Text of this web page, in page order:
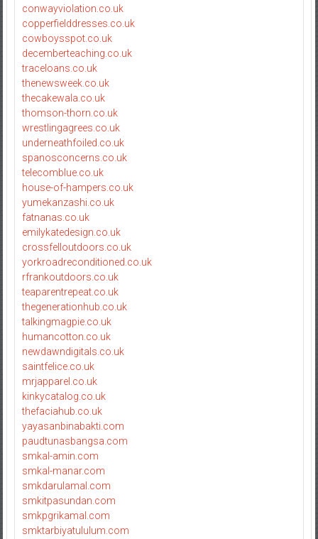
conwayviolation.co.uk
copperfielddresses.co.uk
cowboysspot.co.uk
decemberteaching.co.uk
traceloans.co.uk
thenewsweek.co.uk
thecakewala.co.uk
thomson-thorn.co.uk
wrestlingagrees.co.uk
underneathfoiled.co.uk
spanosconcerns.co.uk
telecomblue.co.uk
house-of-hampers.co.uk
yumekanzashi.co.uk
fatnanas.co.uk
emilykatedesign.co.uk
crossfelloutdoors.co.uk
yorkroadreconditioned.co.uk
rfrankoutdoors.co.uk
teaparentrepeat.co.uk
thegenerationhub.co.uk
talkingmagpie.co.uk
humancotton.co.uk
newdawndigitals.co.uk
saintfelice.co.uk
mrjapparel.co.uk
kinkycatalog.co.uk
thefaciahub.co.uk
yayasanbinabakti.com
paudtunasbangsa.com
smkal-amin.com
smkal-manar.com
smkdarulamal.com
smkitpasundan.com
smkpgrikamal.com
smktarbiyatululum.com